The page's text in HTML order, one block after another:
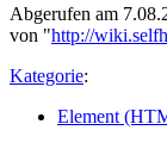
Abgerufen am
von "http://
Kategorie:
Element